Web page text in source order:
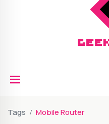
Tags Mobile Router